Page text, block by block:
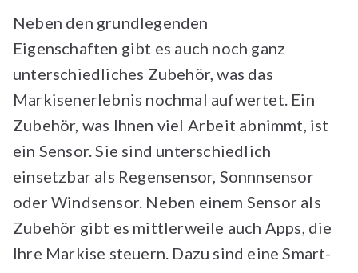
Neben den grundlegenden
Eigenschaften gibt es auch noch ganz
unterschiedliches Zubehör, was das
Markisenerlebnis nochmal aufwertet. Ein
Zubehör, was Ihnen viel Arbeit abnimmt, ist
ein Sensor. Sie sind unterschiedlich
einsetzbar als Regensensor, Sonnnsensor
oder Windsensor. Neben einem Sensor als
Zubehör gibt es mittlerweile auch Apps, die
Ihre Markise steuern. Dazu sind eine Smart-